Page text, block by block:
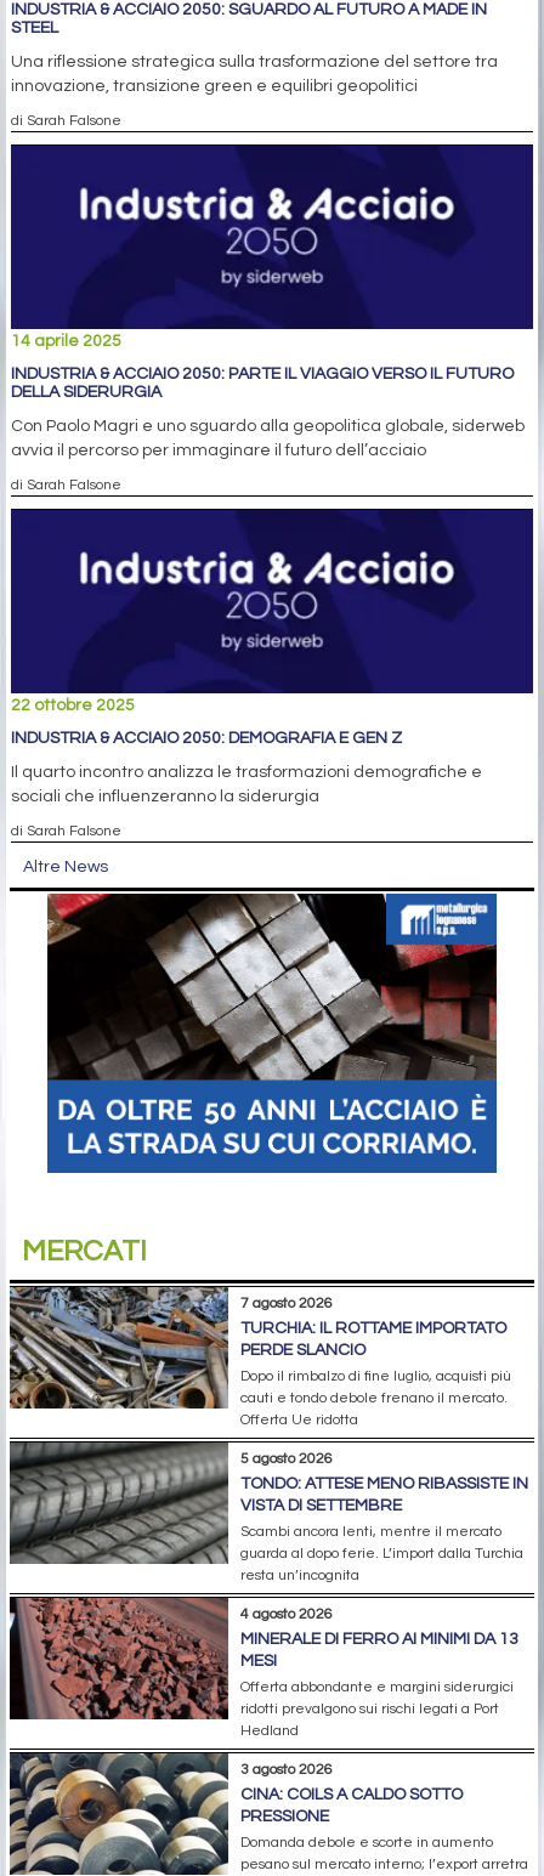
INDUSTRIA & ACCIAIO 2050: SGUARDO AL FUTURO A MADE IN
STEEL
Una riflessione strategica sulla trasformazione del settore tra
innovazione, transizione green e equilibri geopolitici
di Sarah Falsone
14 aprile 2025
INDUSTRIA & ACCIAIO 2050: PARTE IL VIAGGIO VERSO IL FUTURO
DELLA SIDERURGIA
Con Paolo Magri e uno sguardo alla geopolitica globale, siderweb
avvia il percorso per immaginare il futuro dell’acciaio
di Sarah Falsone
22 ottobre 2025
INDUSTRIA & ACCIAIO 2050: DEMOGRAFIA E GEN Z
Il quarto incontro analizza le trasformazioni demografiche e
sociali che influenzeranno la siderurgia
di Sarah Falsone
Altre News
MERCATI
7 agosto 2026
TURCHIA: IL ROTTAME IMPORTATO
PERDE SLANCIO
Dopo il rimbalzo di fine luglio, acquisti più
cauti e tondo debole frenano il mercato.
Offerta Ue ridotta
5 agosto 2026
TONDO: ATTESE MENO RIBASSISTE IN
VISTA DI SETTEMBRE
Scambi ancora lenti, mentre il mercato
guarda al dopo ferie. L’import dalla Turchia
resta un’incognita
4 agosto 2026
MINERALE DI FERRO AI MINIMI DA 13
MESI
Offerta abbondante e margini siderurgici
ridotti prevalgono sui rischi legati a Port
Hedland
3 agosto 2026
CINA: COILS A CALDO SOTTO
PRESSIONE
Domanda debole e scorte in aumento
pesano sul mercato interno; l’export arretra